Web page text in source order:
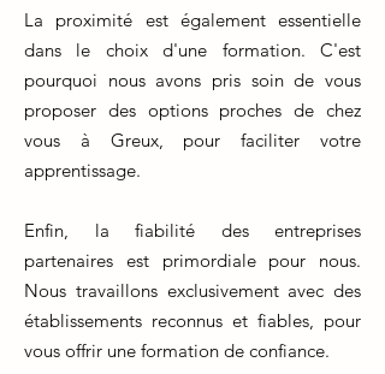
La proximité est également essentielle
dans le choix d'une formation. C'est
pourquoi nous avons pris soin de vous
proposer des options proches de chez
vous à Greux, pour faciliter votre
apprentissage.
Enfin, la fiabilité des entreprises
partenaires est primordiale pour nous.
Nous travaillons exclusivement avec des
établissements reconnus et fiables, pour
vous offrir une formation de confiance.